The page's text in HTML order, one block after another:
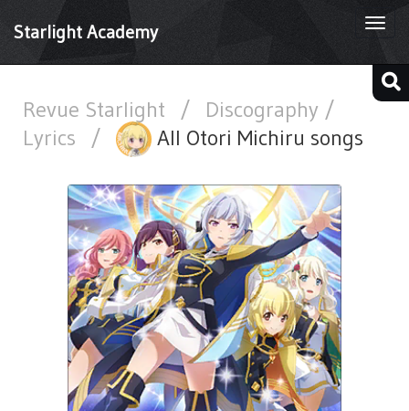
Starlight Academy
Revue Starlight /
Discography /
Lyrics
/ All Otori Michiru songs